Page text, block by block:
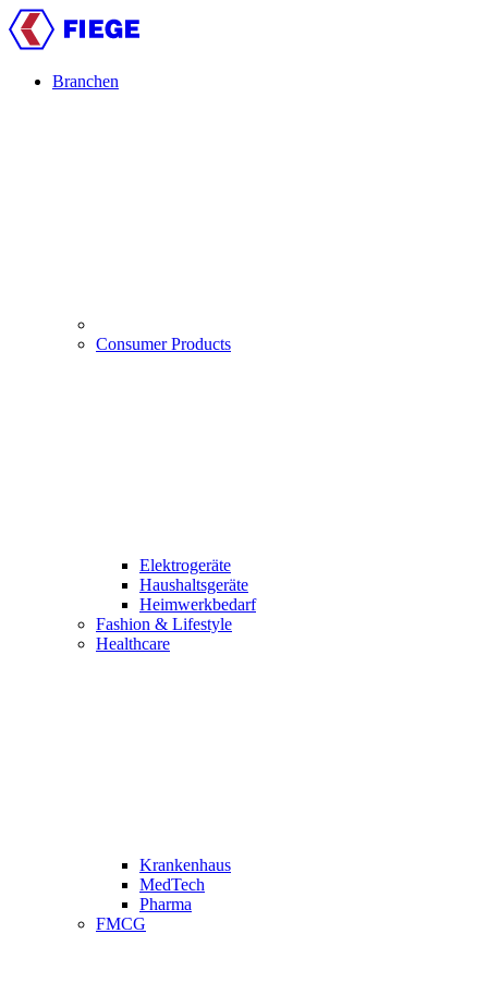
Direkt
zum
Branchen
Consumer Products
Elektrogeräte
Haushaltsgeräte
Heimwerkbedarf
Fashion & Lifestyle
Healthcare
Krankenhaus
MedTech
Pharma
FMCG